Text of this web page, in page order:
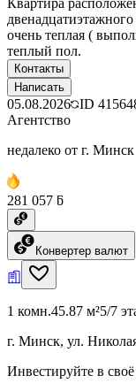
очень теплая (
теплый пол.
Контакты
Написать
05.08.2026 ID
Агентство
недалеко от г. Минск
281 057 ƃ
Конвертер валют
1 комн.45.87 м²5/7
г. Минск, ул.
Инвестируйте в